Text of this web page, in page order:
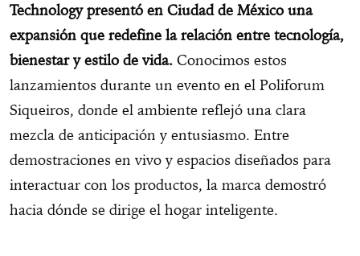
Technology presentó en Ciudad de México una
expansión que redefine la relación entre tecnología,
bienestar y estilo de vida. Conocimos estos
lanzamientos durante un evento en el Poliforum
Siqueiros, donde el ambiente reflejó una clara
mezcla de anticipación y entusiasmo. Entre
demostraciones en vivo y espacios diseñados para
interactuar con los productos, la marca demostró
hacia dónde se dirige el hogar inteligente.